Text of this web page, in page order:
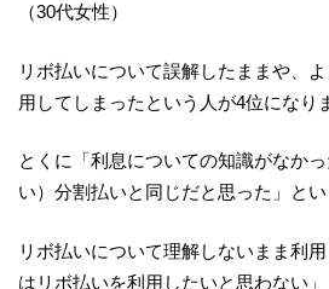
（30代女性）
リボ払いについて誤解したままや、
用してしまったという人が4位になり
とくに「利息についての知識がなか
い）分割払いと同じだと思った」とい
リボ払いについて理解しないまま利
はリボ払いを利用したいと思わない